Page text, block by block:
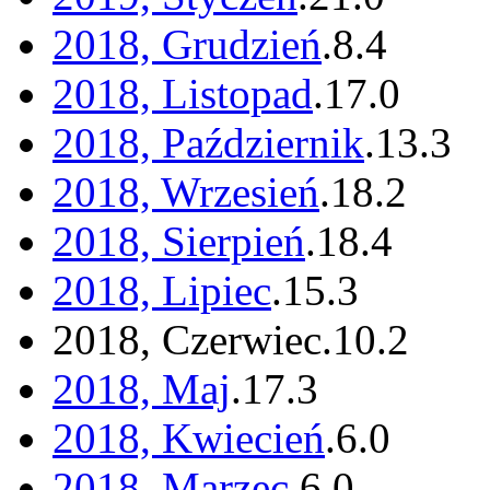
2018, Grudzień.8.4
2018, Listopad.17.0
2018, Październik.13.3
2018, Wrzesień.18.2
2018, Sierpień.18.4
2018, Lipiec.15.3
2018, Czerwiec.10.2
2018, Maj.17.3
2018, Kwiecień.6.0